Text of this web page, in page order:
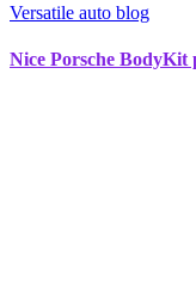
Versatile auto blog
Nice Porsche BodyKit